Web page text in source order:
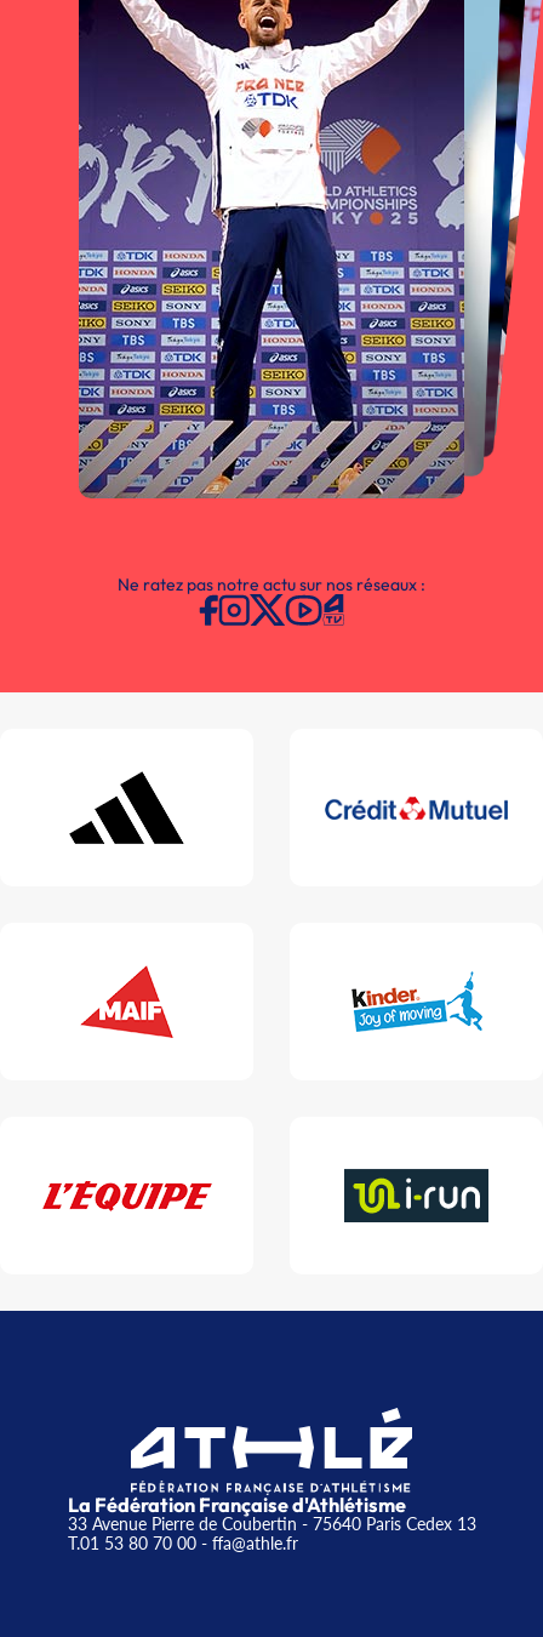
Ne ratez pas notre actu sur nos réseaux :
La Fédération Française d'Athlétisme
33 Avenue Pierre de Coubertin - 75640 Paris Cedex 13
T.01 53 80 70 00- ffa@athle.fr